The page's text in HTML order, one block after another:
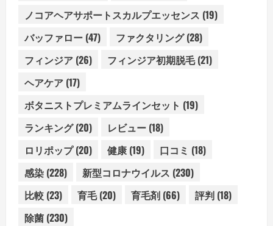
ノコアヘアサポートスカルプエッセンス (19)
バッファロー (47) ファクタリング(28)
フィンジア (26) フィンジア初期脱毛(21)
ヘアケア (17)
ボタニストプレミアムラインセット (19)
ランキング(20) レビュー (18)
ロリポップ(20) 健康 (19) 口コミ (18)
感染 (228) 新型コロナウイルス (230)
比較 (23) 育毛(20) 育毛剤 (66) 評判 (18)
除菌 (230)